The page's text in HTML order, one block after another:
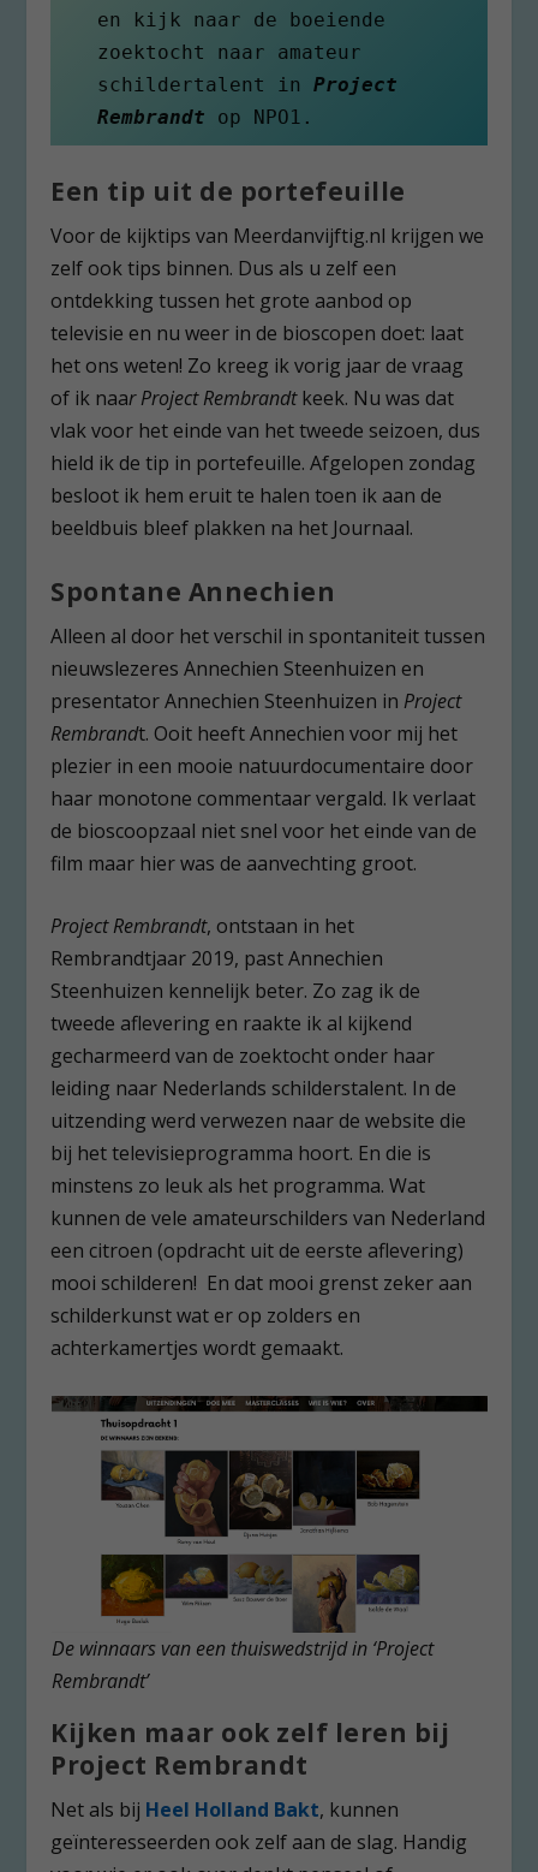
en kijk naar de boeiende
zoektocht naar amateur
schildertalent in Project
Rembrandt op NPO1.
Een tip uit de portefeuille
Voor de kijktips van Meerdanvijftig.nl krijgen we
zelf ook tips binnen. Dus als u zelf een
ontdekking tussen het grote aanbod op
televisie en nu weer in de bioscopen doet: laat
het ons weten! Zo kreeg ik vorig jaar de vraag
of ik naar Project Rembrandtkeek. Nu was dat
vlak voor het einde van het tweede seizoen, dus
hield ik de tip in portefeuille. Afgelopen zondag
besloot ik hem eruit te halen toen ik aan de
beeldbuis bleef plakken na het Journaal.
Spontane Annechien
Alleen al door het verschil in spontaniteit tussen
nieuwslezeres Annechien Steenhuizen en
presentator Annechien Steenhuizen in Project
Rembrandt. Ooit heeft Annechien voor mij het
plezier in een mooie natuurdocumentaire door
haar monotone commentaar vergald. Ik verlaat
de bioscoopzaal niet snel voor het einde van de
film maar hier was de aanvechting groot.
Project Rembrandt, ontstaan in het
Rembrandtjaar 2019, past Annechien
Steenhuizen kennelijk beter. Zo zag ik de
tweede aflevering en raakte ik al kijkend
gecharmeerd van de zoektocht onder haar
leiding naar Nederlands schilderstalent. In de
uitzending werd verwezen naar de website die
bij het televisieprogramma hoort. En die is
minstens zo leuk als het programma. Wat
kunnen de vele amateurschilders van Nederland
een citroen (opdracht uit de eerste aflevering)
mooi schilderen! En dat mooi grenst zeker aan
schilderkunst wat er op zolders en
achterkamertjes wordt gemaakt.
De winnaars van een thuiswedstrijd in ‘Project
Rembrandt’
Kijken maar ook zelf leren bij
Project Rembrandt
Net als bij Heel Holland Bakt, kunnen
geïnteresseerden ook zelf aan de slag. Handig